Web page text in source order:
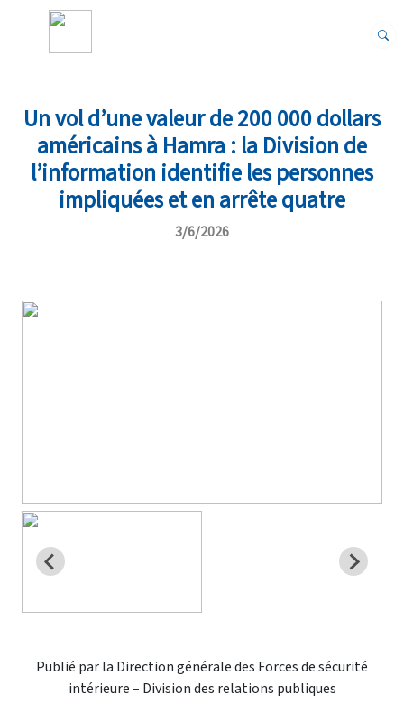
Un vol d’une valeur de 200 000 dollars
américains à Hamra : la Division de
l’information identifie les personnes
impliquées et en arrête quatre
3/6/2026
Publié par la Direction générale des Forces de sécurité
intérieure – Division des relations publiques